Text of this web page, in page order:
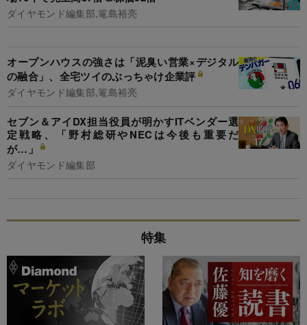
ダイヤモンド編集部,篭島裕亮
オープンハウスの強さは「泥臭い営業×デジタル
の融合」、全宅ツイのぶっちゃけ企業評
ダイヤモンド編集部,篭島裕亮
セブン＆アイDX担当役員が明かすITベンダー選
定戦略、「野村総研やNECは今後も重要だ
が…」
ダイヤモンド編集部
特集